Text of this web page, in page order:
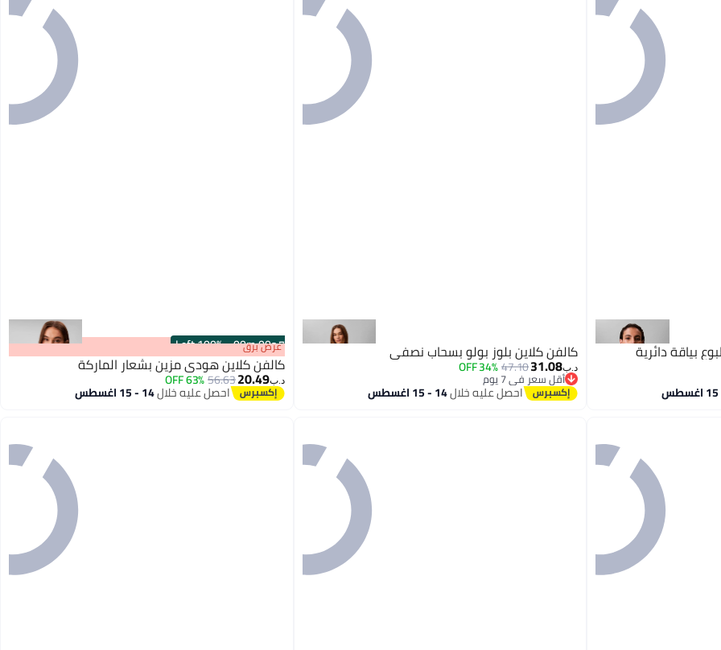
بياقة دائرية كالفن كلاين بلوز بولو بسحاب نصفي
د.ب‏31.08
47.10
34% OFF
أقل سعر في 7 يوم
أقل سعر في 7 يوماحصل عليه خلال14 - 15 اغسطس
00m:00s
·
100% Left عرض برق
كالفن كلاين هودي مزين بشعار الماركة
د.ب‏20.49
56.63
63% OFF
احصل عليه خلال14 - 15 اغسطس